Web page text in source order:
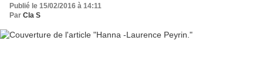
Publié le 15/02/2016 à 14:11
Par Cla S